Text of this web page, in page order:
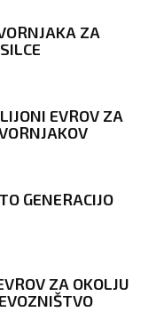
ZA
EVROV ZA
GENERACIJO
ZA OKOLJU